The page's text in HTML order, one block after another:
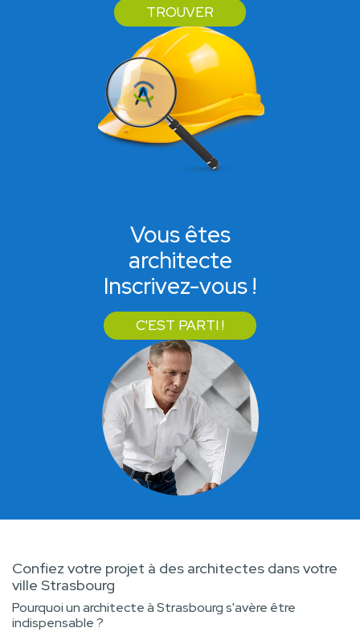
TROUVER
Vous êtes
architecte
Inscrivez-vous !
C'EST PARTI !
Confiez votre projet à des architectes dans votre
ville Strasbourg
Pourquoi un architecte à Strasbourg s'avère être
indispensable ?